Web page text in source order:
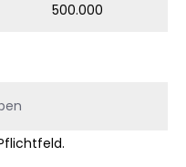
500.000